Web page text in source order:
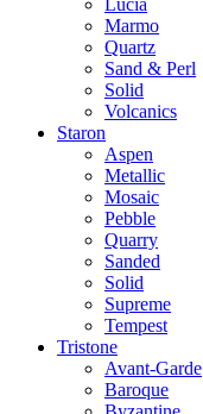
Marmo
Quartz
Sand & Perl
Solid
Volcanics
Staron
Aspen
Metallic
Mosaic
Pebble
Quarry
Sanded
Solid
Supreme
Tempest
Tristone
Avant-Garde
Baroque